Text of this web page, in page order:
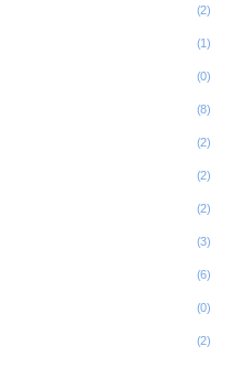
(2)
(1)
(0)
(8)
(2)
(2)
(2)
(3)
(6)
(0)
(2)